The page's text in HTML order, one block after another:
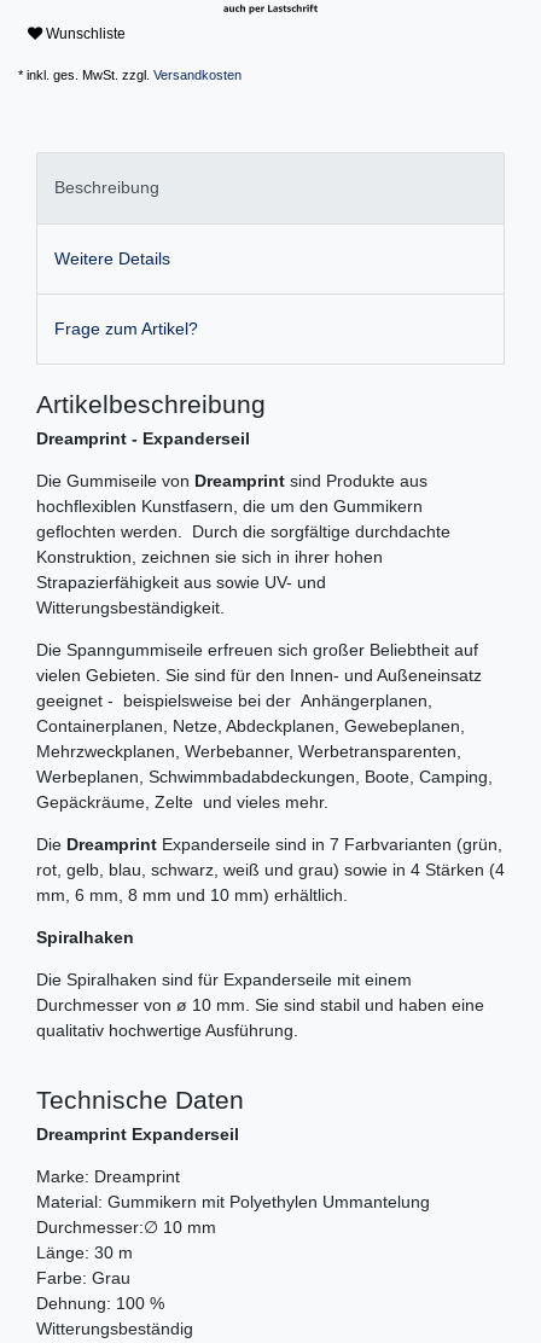
Wunschliste
* inkl. ges. MwSt. zzgl. Versandkosten
Beschreibung
Weitere Details
Frage zum Artikel?
Artikelbeschreibung
Dreamprint - Expanderseil
Die Gummiseile von Dreamprint sind Produkte aus
hochflexiblen Kunstfasern, die um den Gummikern
geflochten werden. Durch die sorgfältige durchdachte
Konstruktion, zeichnen sie sich in ihrer hohen
Strapazierfähigkeit aus sowie UV- und
Witterungsbeständigkeit.
Die Spanngummiseile erfreuen sich großer Beliebtheit auf
vielen Gebieten. Sie sind für den Innen- und Außeneinsatz
geeignet - beispielsweise bei der Anhängerplanen,
Containerplanen, Netze, Abdeckplanen, Gewebeplanen,
Mehrzweckplanen, Werbebanner, Werbetransparenten,
Werbeplanen, Schwimmbadabdeckungen, Boote, Camping,
Gepäckräume, Zelte und vieles mehr.
Die Dreamprint Expanderseile sind in 7 Farbvarianten (grün,
rot, gelb, blau, schwarz, weiß und grau) sowie in 4 Stärken (4
mm, 6 mm, 8 mm und 10 mm) erhältlich.
Spiralhaken
Die Spiralhaken sind für Expanderseile mit einem
Durchmesser von ø 10 mm. Sie sind stabil und haben eine
qualitativ hochwertige Ausführung.
Technische Daten
Dreamprint Expanderseil
Marke: Dreamprint
Material: Gummikern mit Polyethylen Ummantelung
Durchmesser:∅ 10 mm
Länge: 30 m
Farbe: Grau
Dehnung: 100 %
Witterungsbeständig